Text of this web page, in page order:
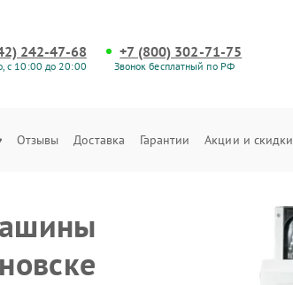
242-47-68
с 10:00 до 20:00
+7 (800) 302-71-75
Звонок бесплатный по РФ
Отзывы Доставка Гарантии Акции и скидки